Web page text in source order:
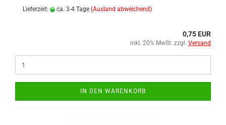
Lieferzeit: ca. 3-4 Tage (Ausland abweichend)
0,75 EUR
inkl. 20% MwSt. zzgl. Versand
IN DEN WARENKORB